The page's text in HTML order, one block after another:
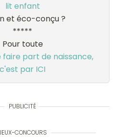
lit enfant
et éco-conçu ?
*****
Pour toute
part de naissance,
c'est par ICI
PUBLICITÉ
CONCOURS